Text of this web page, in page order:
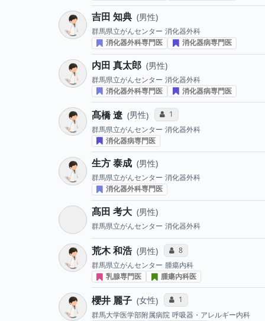
吉田 知典 男性
群馬県立がんセンター 消化器外科
消化器外科専門医
消化器病専門医
内田 真太郎 男性
群馬県立がんセンター 消化器外科
消化器外科専門医
消化器病専門医
髙橋 遼 男性 コミュニケーション・タイプ投
1
群馬県立がんセンター 消化器外科
消化器病専門医
生方 泰成 男性
群馬県立がんセンター 消化器外科
消化器外科専門医
髙田 考大 男性
群馬県立がんセンター 消化器外科
荒木 和浩 男性 コミュニケーション・タイプ
8
群馬県立がんセンター 腫瘍内科
乳腺専門医
腫瘍内科医
櫻井 麗子 女性 コミュニケーション・タイプ
1
群馬大学医学部附属病院 呼吸器・アレルギー内科